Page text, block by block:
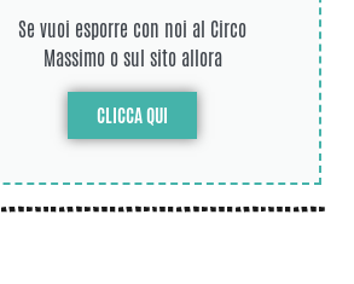
Se vuoi esporre con noi al Circo
Massimo o sul sito allora
CLICCA QUI